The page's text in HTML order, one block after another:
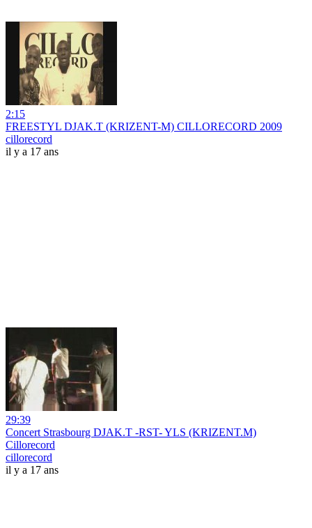
2:15
FREESTYL DJAK.T (KRIZENT-M) CILLORECORD 2009
cillorecord
il y a 17 ans
29:39
Concert Strasbourg DJAK.T -RST- YLS (KRIZENT.M)
Cillorecord
cillorecord
il y a 17 ans